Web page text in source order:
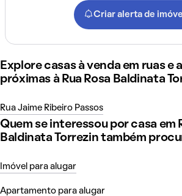
Criar alerta de
Explore casas à venda em ruas e
próximas à Rua Rosa Baldinata
Rua Jaime Ribeiro Passos
Quem se interessou por casa em
Baldinata Torrezin também
Imóvel para alugar
Apartamento para alugar